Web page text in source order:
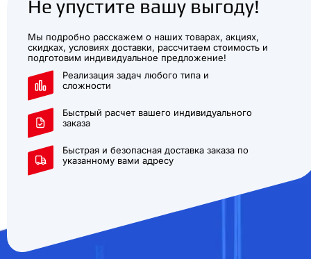
Не упустите вашу выгоду!
Мы подробно расскажем о наших товарах, акциях,
скидках, условиях доставки, рассчитаем стоимость и
подготовим индивидуальное предложение!
Реализация задач любого типа и
сложности
Быстрый расчет вашего индивидуального
заказа
Быстрая и безопасная доставка заказа по
указанному вами адресу